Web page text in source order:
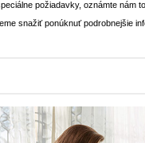
požiadavky, oznámte nám
snažiť ponúknuť podrobnejšie